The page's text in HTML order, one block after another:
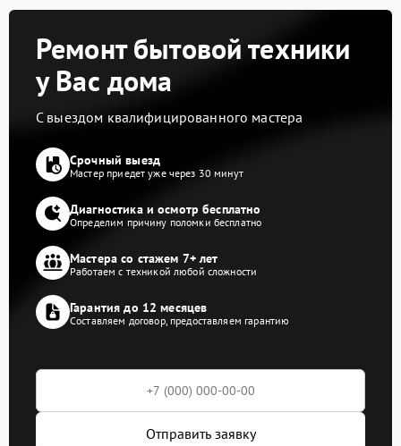
Ремонт бытовой техники
у Вас дома
С выездом квалифицированного мастера
Срочный выезд
Мастер приедет уже через 30 минут
Диагностика и осмотр бесплатно
Определим причину поломки бесплатно
Мастера со стажем 7+ лет
Работаем с техникой любой сложности
Гарантия до 12 месяцев
Составляем договор, предоставляем гарантию
Отправить заявку